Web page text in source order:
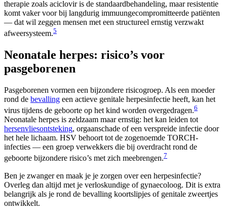
therapie zoals aciclovir is de standaardbehandeling, maar resistentie
komt vaker voor bij langdurig immuungecompromitteerde patiënten
— dat wil zeggen mensen met een structureel ernstig verzwakt
afweersysteem.5
Neonatale herpes: risico’s voor
pasgeborenen
Pasgeborenen vormen een bijzondere risicogroep. Als een moeder
rond de bevalling een actieve genitale herpesinfectie heeft, kan het
virus tijdens de geboorte op het kind worden overgedragen.6
Neonatale herpes is zeldzaam maar ernstig: het kan leiden tot
hersenvliesontsteking, orgaanschade of een verspreide infectie door
het hele lichaam. HSV behoort tot de zogenoemde TORCH-
infecties — een groep verwekkers die bij overdracht rond de
geboorte bijzondere risico’s met zich meebrengen.7
Ben je zwanger en maak je je zorgen over een herpesinfectie?
Overleg dan altijd met je verloskundige of gynaecoloog. Dit is extra
belangrijk als je rond de bevalling koortslipjes of genitale zweertjes
ontwikkelt.